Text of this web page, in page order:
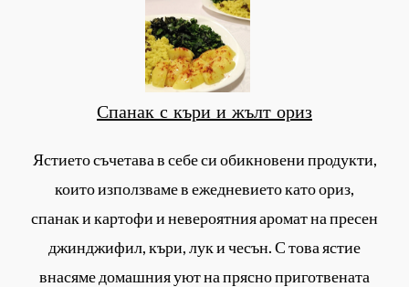
Спанак с къри и жълт ориз
Ястието съчетава в себе си обикновени продукти,
които използваме в ежедневието като ориз,
спанак и картофи и невероятния аромат на пресен
джинджифил, къри, лук и чесън. С това ястие
внасяме домашния уют на прясно приготвената